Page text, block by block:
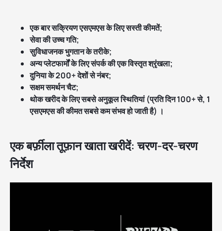
एक बार सक्रियण एसएमएस के लिए सस्ती कीमतें;
सेवा की उच्च गति;
सुविधाजनक भुगतान के तरीके;
अन्य प्लेटफार्मों के लिए संपर्क की एक विस्तृत श्रृंखला;
दुनिया के 200+ देशों से नंबर;
सक्षम समर्थन चैट;
थोक खरीद के लिए सबसे अनुकूल स्थितियां (प्रति दिन 100+ से, 1
एसएमएस की कीमत सबसे कम संभव हो जाती है) ।
एक बर्फ़ीला तूफ़ान खाता खरीदें: चरण-दर-चरण
निर्देश